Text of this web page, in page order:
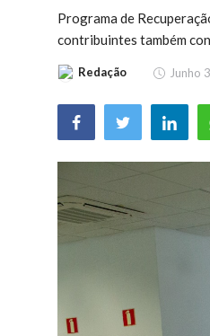
Programa de
contribuintes também
Redação Junho